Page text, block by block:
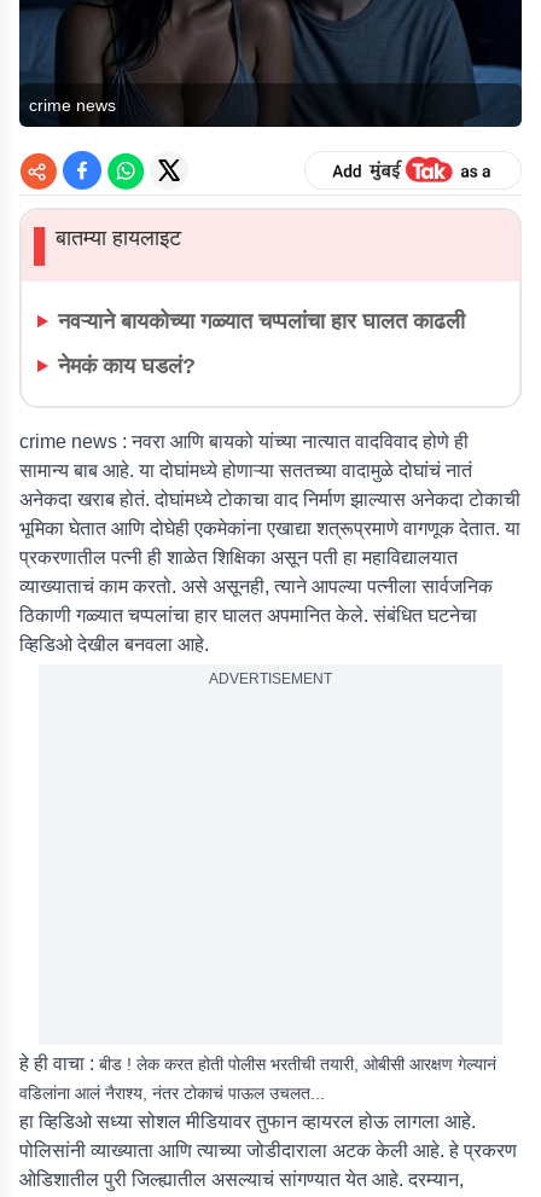
crime news
▌बातम्या हायलाइट
नवऱ्याने बायकोच्या गळ्यात चप्पलांचा हार घालत काढली
नेमकं काय घडलं?
crime news :नवरा आणि बायको यांच्या नात्यात वादविवाद होणे ही
सामान्य बाब आहे. या दोघांमध्ये होणाऱ्या सततच्या वादामुळे दोघांचं नातं
अनेकदा खराब होतं. दोघांमध्ये टोकाचा वाद निर्माण झाल्यास अनेकदा टोकाची
भूमिका घेतात आणि दोघेही एकमेकांना एखाद्या शत्रूप्रमाणे वागणूक देतात. या
प्रकरणातील पत्नी ही शाळेत शिक्षिका असून पती हा महाविद्यालयात
व्याख्याताचं काम करतो. असे असूनही, त्याने आपल्या पत्नीला सार्वजनिक
ठिकाणी गळ्यात चप्पलांचा हार घालत अपमानित केले. संबंधित घटनेचा
व्हिडिओ देखील बनवला आहे.
ADVERTISEMENT
हे ही वाचा : बीड ! लेक करत होती पोलीस भरतीची तयारी, ओबीसी आरक्षण गेल्यानं
वडिलांना आलं नैराश्य, नंतर टोकाचं पाऊल उचलत...
हा व्हिडिओ सध्या सोशल मीडियावर तुफान व्हायरल होऊ लागला आहे.
पोलिसांनी व्याख्याता आणि त्याच्या जोडीदाराला अटक केली आहे. हे प्रकरण
ओडिशातील पुरी जिल्ह्यातील असल्याचं सांगण्यात येत आहे. दरम्यान,